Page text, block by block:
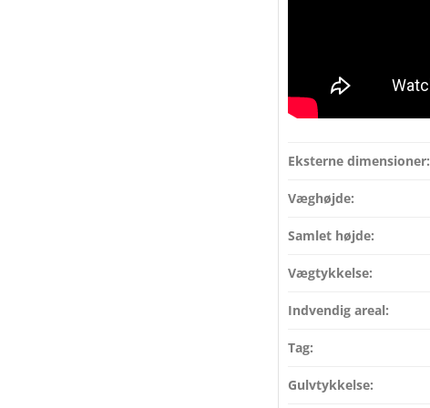
Eksterne dimensioner:
Væghøjde:
Samlet højde:
Vægtykkelse:
Indvendig areal:
Tag:
Gulvtykkelse: